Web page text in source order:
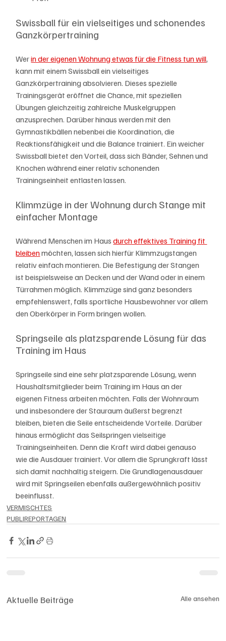
Swissball für ein vielseitiges und schonendes
Ganzkörpertraining
Wer in der eigenen Wohnung etwas für die Fitness tun will,
kann mit einem Swissball ein vielseitiges
Ganzkörpertraining absolvieren. Dieses spezielle
Trainingsgerät eröffnet die Chance, mit speziellen
Übungen gleichzeitig zahlreiche Muskelgruppen
anzusprechen. Darüber hinaus werden mit den
Gymnastikbällen nebenbei die Koordination, die
Reaktionsfähigkeit und die Balance trainiert. Ein weicher
Swissball bietet den Vorteil, dass sich Bänder, Sehnen und
Knochen während einer relativ schonenden
Trainingseinheit entlasten lassen.
Klimmzüge in der Wohnung durch Stange mit
einfacher Montage
Während Menschen im Haus durch effektives Training fit
bleiben möchten, lassen sich hierfür Klimmzugstangen
relativ einfach montieren. Die Befestigung der Stangen
ist beispielsweise an Decken und der Wand oder in einem
Türrahmen möglich. Klimmzüge sind ganz besonders
empfehlenswert, falls sportliche Hausbewohner vor allem
den Oberkörper in Form bringen wollen.
Springseile als platzsparende Lösung für das
Training im Haus
Springseile sind eine sehr platzsparende Lösung, wenn
Haushaltsmitglieder beim Training im Haus an der
eigenen Fitness arbeiten möchten. Falls der Wohnraum
und insbesondere der Stauraum äußerst begrenzt
bleiben, bieten die Seile entscheidende Vorteile. Darüber
hinaus ermöglicht das Seilspringen vielseitige
Trainingseinheiten. Denn die Kraft wird dabei genauso
wie die Ausdauer trainiert. Vor allem die Sprungkraft lässt
sich damit nachhaltig steigern. Die Grundlagenausdauer
wird mit Springseilen ebenfalls außergewöhnlich positiv
beeinflusst.
VERMISCHTES
PUBLIREPORTAGEN
Aktuelle Beiträge Alle ansehen